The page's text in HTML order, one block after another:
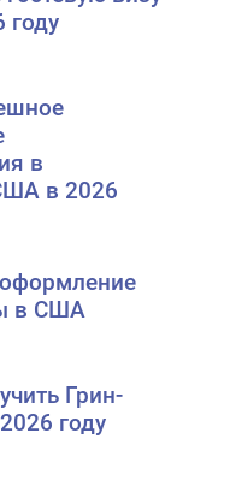
в
в 2026
в США
Грин-
году